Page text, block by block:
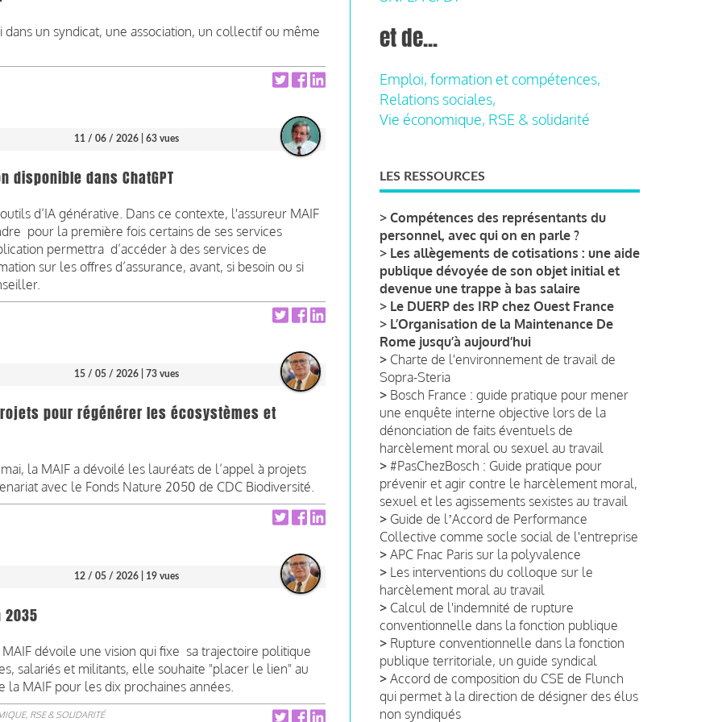
un syndicat, une association, un collectif ou même
11 / 06 / 2026 | 63 vues
disponible dans ChatGPT
d’IA générative. Dans ce contexte, l'assureur MAIF
pour la première fois certains de ses services
permettra d’accéder à des services de
sur les offres d’assurance, avant, si besoin ou si
15 / 05 / 2026 | 73 vues
pour régénérer les écosystèmes et
la MAIF a dévoilé les lauréats de l’appel à projets
avec le Fonds Nature 2050 de CDC Biodiversité.
12 / 05 / 2026 | 19 vues
2035
dévoile une vision qui fixe sa trajectoire politique
salariés et militants, elle souhaite "placer le lien" au
MAIF pour les dix prochaines années.
RSE & SOLIDARITÉ
et de...
Emploi, formation et compétences,
Relations sociales,
Vie économique, RSE & solidarité
LES RESSOURCES
> Compétences des représentants du
personnel, avec qui on en parle ?
> Les allègements de cotisations : une aide
publique dévoyée de son objet initial et
devenue une trappe à bas salaire
> Le DUERP des IRP chez Ouest France
> L’Organisation de la Maintenance De
Rome jusqu’à aujourd’hui
> Charte de l'environnement de travail de
Sopra-Steria
> Bosch France : guide pratique pour mener
une enquête interne objective lors de la
dénonciation de faits éventuels de
harcèlement moral ou sexuel au travail
> #PasChezBosch : Guide pratique pour
prévenir et agir contre le harcèlement moral,
sexuel et les agissements sexistes au travail
> Guide de lʼAccord de Performance
Collective comme socle social de l'entreprise
> APC Fnac Paris sur la polyvalence
> Les interventions du colloque sur le
harcèlement moral au travail
> Calcul de l'indemnité de rupture
conventionnelle dans la fonction publique
> Rupture conventionnelle dans la fonction
publique territoriale, un guide syndical
> Accord de composition du CSE de Flunch
qui permet à la direction de désigner des élus
non syndiqués